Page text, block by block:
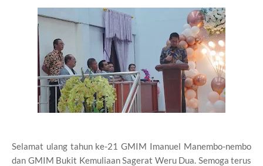
Selamat ulang tahun ke-21 GMIM Imanuel Manembo-nembo
dan GMIM Bukit Kemuliaan Sagerat Weru Dua. Semoga terus